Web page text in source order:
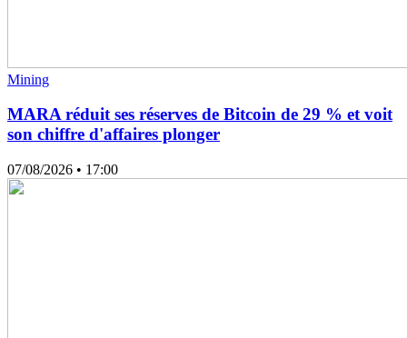
Mining
MARA réduit ses réserves de Bitcoin de 29 % et voit
son chiffre d'affaires plonger
07/08/2026 • 17:00